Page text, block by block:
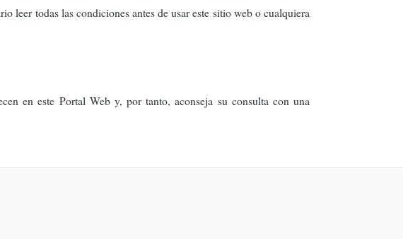
leer todas las condiciones antes de usar este sitio web o cualquiera
en este Portal Web y, por tanto, aconseja su consulta con una